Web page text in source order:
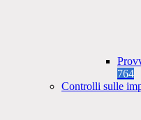
764
Controlli sulle